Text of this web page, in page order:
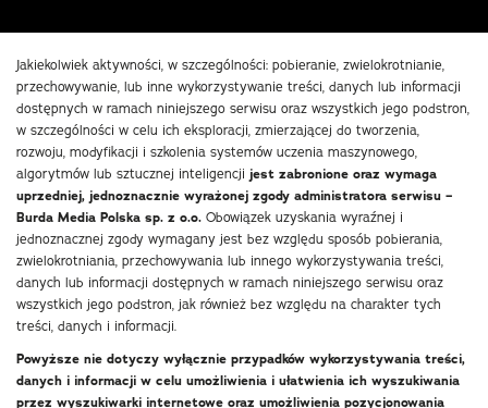
Jakiekolwiek aktywności, w szczególności: pobieranie, zwielokrotnianie,
przechowywanie, lub inne wykorzystywanie treści, danych lub informacji
dostępnych w ramach niniejszego serwisu oraz wszystkich jego podstron,
w szczególności w celu ich eksploracji, zmierzającej do tworzenia,
rozwoju, modyfikacji i szkolenia systemów uczenia maszynowego,
algorytmów lub sztucznej inteligencji jest zabronione oraz wymaga
uprzedniej, jednoznacznie wyrażonej zgody administratora serwisu –
Burda Media Polska sp. z o.o. Obowiązek uzyskania wyraźnej i
jednoznacznej zgody wymagany jest bez względu sposób pobierania,
zwielokrotniania, przechowywania lub innego wykorzystywania treści,
danych lub informacji dostępnych w ramach niniejszego serwisu oraz
wszystkich jego podstron, jak również bez względu na charakter tych
treści, danych i informacji.
Powyższe nie dotyczy wyłącznie przypadków wykorzystywania treści,
danych i informacji w celu umożliwienia i ułatwienia ich wyszukiwania
przez wyszukiwarki internetowe oraz umożliwienia pozycjonowania